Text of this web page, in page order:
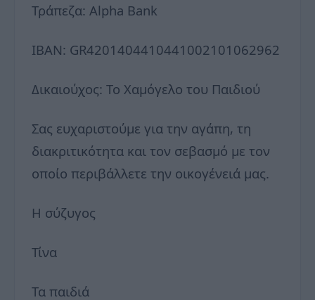
Τράπεζα: Alpha Bank
ΙΒΑΝ: GR4201404410441002101062962
Δικαιούχος: Το Χαμόγελο του Παιδιού
Σας ευχαριστούμε για την αγάπη, τη
διακριτικότητα και τον σεβασμό με τον
οποίο περιβάλλετε την οικογένειά μας.
Η σύζυγος
Τίνα
Τα παιδιά